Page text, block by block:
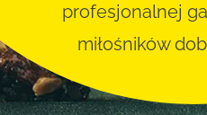
profesjonalnej
miłośników